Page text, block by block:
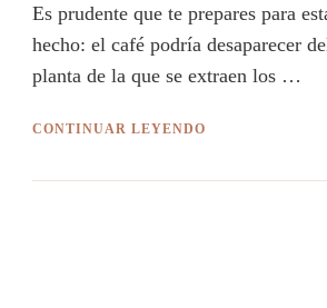
Es prudente que te prepares para
hecho: el café podría desaparecer
planta de la que se extraen los …
CONTINUAR LEYENDO